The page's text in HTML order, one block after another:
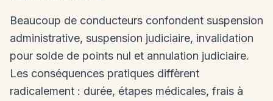
Beaucoup de conducteurs confondent suspension
administrative, suspension judiciaire, invalidation
pour solde de points nul et annulation judiciaire.
Les conséquences pratiques diffèrent
radicalement : durée, étapes médicales, frais à